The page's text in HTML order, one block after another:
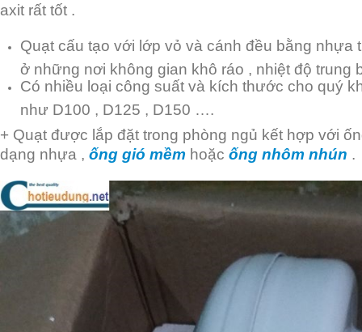
axit rất tốt .
Quạt cấu tạo với lớp vỏ và cánh đều bằng nhựa
ở những nơi không gian khô ráo , nhiệt độ trung
Có nhiều loại công suất và kích thước cho quý
như D100 , D125 , D150 ….
+ Quạt được lắp đặt trong phòng ngủ kết hợp với
dạng nhựa , ống gió mềm hoặc ống nhôm nhún .